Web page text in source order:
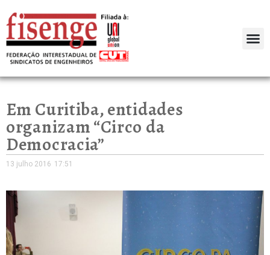
Em Curitiba, entidades
organizam “Circo da
Democracia”
13 julho 2016 17:51